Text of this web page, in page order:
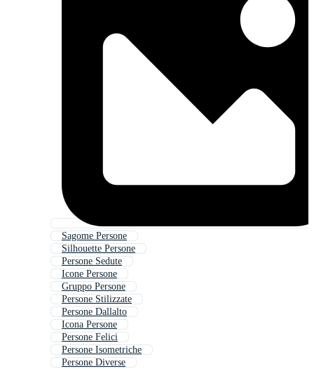
Sagome Persone
Silhouette Persone
Persone Sedute
Icone Persone
Gruppo Persone
Persone Stilizzate
Persone Dallalto
Icona Persone
Persone Felici
Persone Isometriche
Persone Diverse